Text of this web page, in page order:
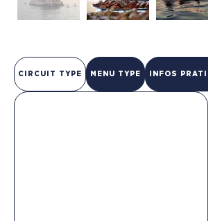
CIRCUIT TYPE MENU TYPE INFOS